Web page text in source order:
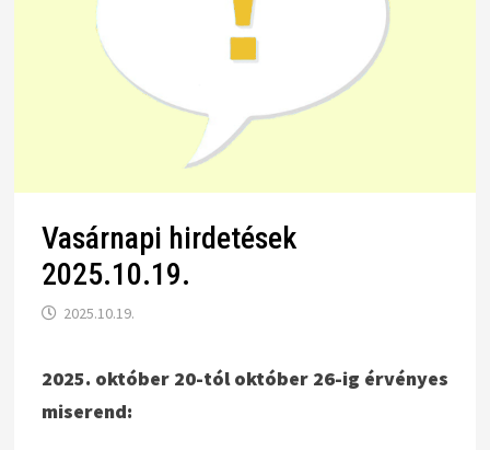
Vasárnapi hirdetések
2025.10.19.
2025.10.19.
2025. október 20-tól október 26-ig érvényes
miserend: